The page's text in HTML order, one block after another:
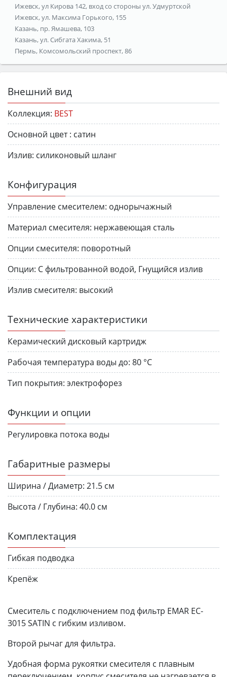
Ижевск, ул Кирова 142, вход со стороны ул. Удмуртской
Ижевск, ул. Максима Горького, 155
Казань, пр. Ямашева, 103
Казань, ул. Сибгата Хакима, 51
Пермь, Комсомольский проспект, 86
Внешний вид
Коллекция: BEST
Основной цвет : сатин
Излив: силиконовый шланг
Конфигурация
Управление смесителем: однорычажный
Материал смесителя: нержавеющая сталь
Опции смесителя: поворотный
Опции: С фильтрованной водой, Гнущийся излив
Излив смесителя: высокий
Технические характеристики
Керамический дисковый картридж
Рабочая температура воды до: 80 °С
Тип покрытия: электрофорез
Функции и опции
Регулировка потока воды
Габаритные размеры
Ширина / Диаметр: 21.5 см
Высота / Глубина: 40.0 см
Комплектация
Гибкая подводка
Крепёж
Смеситель с подключением под фильтр EMAR EC-
3015 SATIN с гибким изливом.
Второй рычаг для фильтра.
Удобная форма рукоятки смесителя с плавным